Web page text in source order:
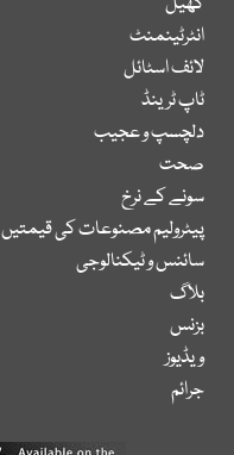
انٹرٹینمنٹ
لائف اسٹائل
ٹاپ ٹرینڈ
دلچسپ و عجیب
صحت
سونے کے نرخ
پیٹرولیم مصنوعات کی قیمتیں
سائنس و ٹیکنالوجی
بلاگ
بزنس
ویڈیوز
جرائم